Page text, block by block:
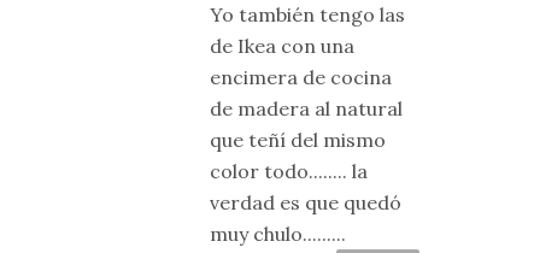
Yo también tengo las
de Ikea con una
encimera de cocina
de madera al natural
que teñí del mismo
color todo........ la
verdad es que quedó
muy chulo.........